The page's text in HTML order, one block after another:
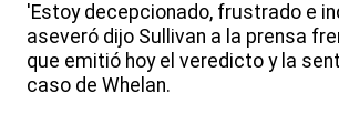
'Estoy decepcionado, frustrado e
aseveró dijo Sullivan a la prensa
que emitió hoy el veredicto y la
caso de Whelan.